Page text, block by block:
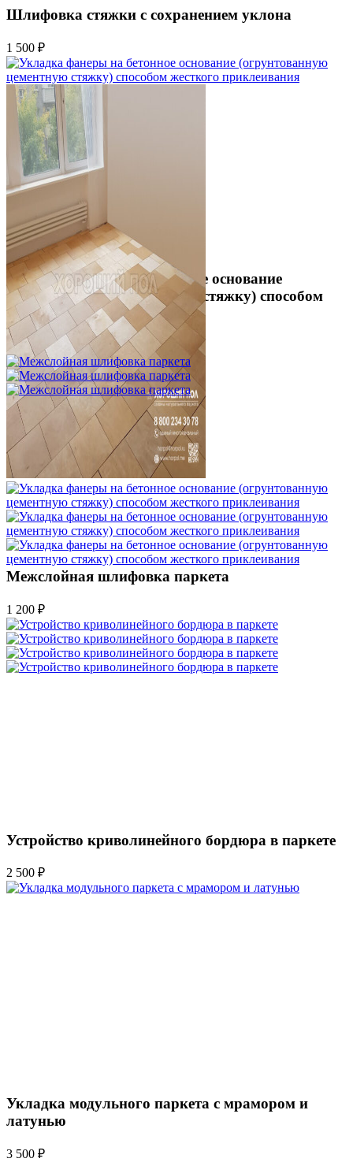
Шлифовка стяжки с сохранением уклона
1 500 ₽
Укладка фанеры на бетонное основание
(огрунтованную цементную стяжку) способом
жесткого приклеивания
750 ₽
Межслойная шлифовка паркета
1 200 ₽
Устройство криволинейного бордюра в паркете
2 500 ₽
Укладка модульного паркета с мрамором и
латунью
3 500 ₽